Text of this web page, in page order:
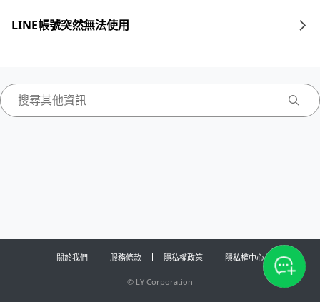
LINE帳號突然無法使用
關於我們 服務條款 隱私權政策 隱私權中心
© LY Corporation